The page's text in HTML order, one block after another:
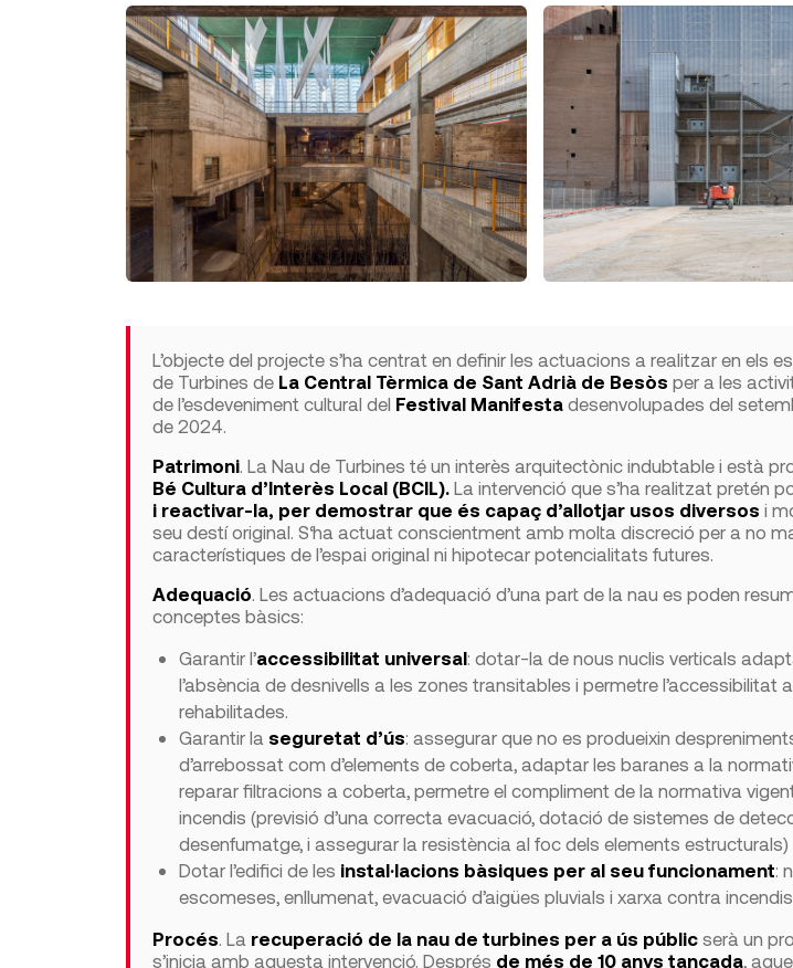
L’objecte del projecte s’ha centrat en definir les actuacions a realitzar en els
de Turbines deLa Central Tèrmica de Sant Adrià de Besòs per a les
de l’esdeveniment cultural del Festival Manifestadesenvolupades del
de 2024.
Patrimoni. La Nau de Turbines té un interès arquitectònic indubtable i està
Bé Cultura d’Interès Local (BCIL).La intervenció que s’ha realitzat pretén
i reactivar-la, per demostrar que és capaç d’allotjar usos diversos i
seu destí original. S‘ha actuat conscientment amb molta discreció per a no
característiques de l’espai original ni hipotecar potencialitats futures.
Adequació. Les actuacions d’adequació d’una part de la nau es poden
conceptes bàsics:
Garantir l’accessibilitat universal: dotar-la de nous nuclis verticals
l’absència de desnivells a les zones transitables i permetre l’accessibilitat
rehabilitades.
Garantir la seguretat d’ús: assegurar que no es produeixin
d’arrebossat com d’elements de coberta, adaptar les baranes a la
reparar filtracions a coberta, permetre el compliment de la normativa
incendis (previsió d’una correcta evacuació, dotació de sistemes de
desenfumatge, i assegurar la resistència al foc dels elements estructurals)
Dotar l’edifici de les instal·lacions bàsiques per al seu funcionament:
escomeses, enllumenat, evacuació d’aigües pluvials i xarxa contra
Procés. La recuperació de la nau de turbines per a ús públicserà un
s’inicia amb aquesta intervenció. Després de més de 10 anys tancada,